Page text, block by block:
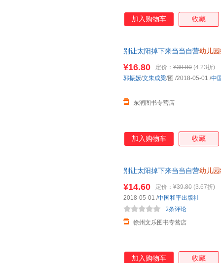
加入购物车 收藏
别让太阳掉下来当当自营幼儿
¥16.80 定价： ¥39.80 (4.23折)
东润图书专营店
郭振媛/文朱成梁/图 /2018-05-01 /中
加入购物车 收藏
别让太阳掉下来当当自营幼儿
¥14.60 定价： ¥39.80 (3.67折)
徐州文乐图书专营店
2条评论
2018-05-01 /中国和平出版社
加入购物车 收藏